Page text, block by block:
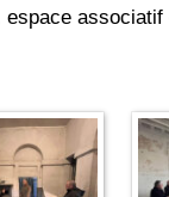
espace